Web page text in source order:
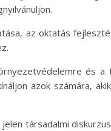
az oktatás
és a
azok számára,
társadalmi